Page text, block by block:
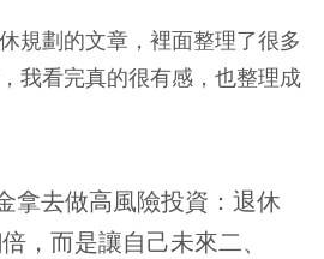
規劃的文章，裡面整理了很多
我看完真的很有感，也整理成
拿去做高風險投資： 退休
，而是讓自己未來二、